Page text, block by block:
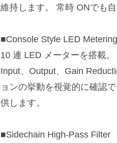
維持します。 常時 ONでも
■Console Style LED Metering
10 連 LED メーターを搭載。
Input、Output、Gain
ョンの挙動を視覚的に確認
供します。
■Sidechain High-Pass Filter